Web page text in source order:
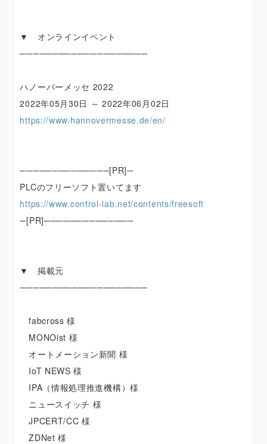
▼ オンラインイベント
────────────────────
ハノーバーメッセ 2022
2022年05月30日 ～ 2022年06月02日
https://www.hannovermesse.de/en/
──────────────[PR]─
PLCのフリーソフト置いてます
https://www.control-lab.net/contents/freesoft
─[PR]──────────────
▼ 掲載元
────────────────────
fabcross 様
MONOist 様
オートメーション新聞 様
IoT NEWS 様
IPA（情報処理推進機構）様
ニュースイッチ 様
JPCERT/CC 様
ZDNet 様